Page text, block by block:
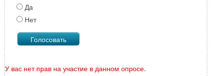
Да
Нет
У вас нет прав на участие в данном опросе.